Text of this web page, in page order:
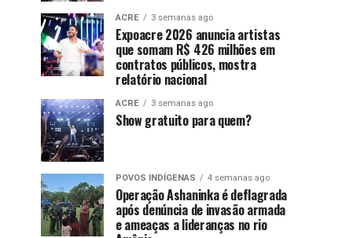
ACRE 3 semanas ago
Expoacre 2026 anuncia artistas
que somam R$ 426 milhões em
contratos públicos, mostra
relatório nacional
ACRE 3 semanas ago
Show gratuito para quem?
POVOS INDÍGENAS 4 semanas ago
Operação Ashaninka é deflagrada
após denúncia de invasão armada
e ameaças a lideranças no rio